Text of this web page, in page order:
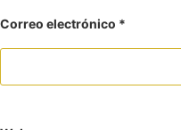
Correo electrónico *